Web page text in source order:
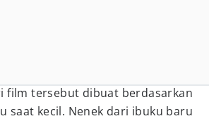
film tersebut dibuat berdasarkan
saat kecil. Nenek dari ibuku baru